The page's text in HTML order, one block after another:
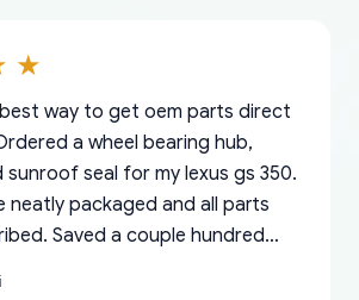
way to get oem parts direct
a wheel bearing hub,
sunroof seal for my lexus gs 350.
neatly packaged and all parts
Saved a couple hundred